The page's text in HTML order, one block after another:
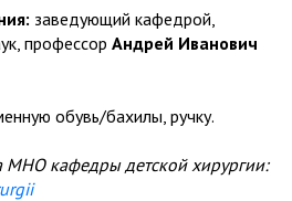
заведующий кафедрой,
профессор Андрей Иванович
обувь/бахилы, ручку.
МНО кафедры детской хирургии: